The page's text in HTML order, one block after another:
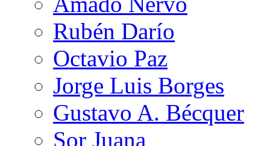
Rubén Darío
Octavio Paz
Jorge Luis Borges
Gustavo A. Bécquer
Sor Juana